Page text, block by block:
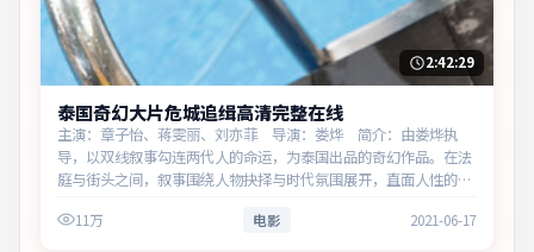
2:42:29
泰国奇幻大片危城追缉高清完整在线
主演：章子怡、蒋雯丽、刘亦菲 导演：娄烨 简介：由娄烨执
导，以双线叙事勾连两代人的命运，为泰国出品的奇幻作品。在法
庭与街头之间，叙事围绕人物抉择与时代氛围展开，直面人性的幽
11万 电影 2021-06-17